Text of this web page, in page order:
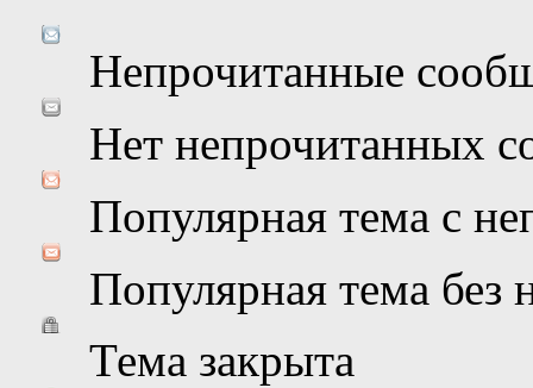
Непрочитанные
Нет непрочитанных
Популярная тема с
Популярная тема
Тема закрыта